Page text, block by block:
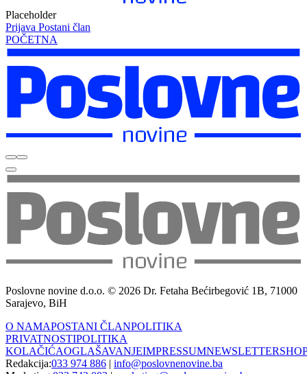
Placeholder
Prijava Postani član
POČETNA
Poslovne novine d.o.o. © 2026 Dr. Fetaha Bećirbegović 1B, 71000
Sarajevo, BiH
O NAMAPOSTANI ČLANPOLITIKA
PRIVATNOSTIPOLITIKA
KOLAČIĆAOGLAŠAVANJEIMPRESSUMNEWSLETTER
Redakcija:033 974 886 | info@poslovnenovine.ba